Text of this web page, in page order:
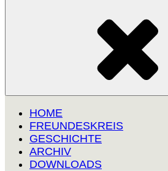
HOME
FREUNDESKREIS
GESCHICHTE
ARCHIV
DOWNLOADS